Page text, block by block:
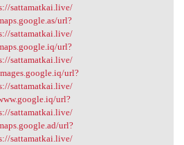
sattamatkai.live/
url?
sattamatkai.live/
url?
sattamatkai.live/
url?
sattamatkai.live/
url?
sattamatkai.live/
url?
sattamatkai.live/